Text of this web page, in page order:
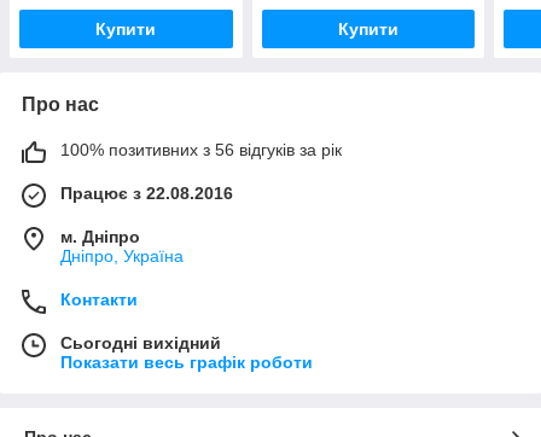
Купити Купити
Про нас
100% позитивних з 56 відгуків за рік
Працює з 22.08.2016
м. Дніпро
Дніпро, Україна
Контакти
Сьогодні вихідний
Показати весь графік роботи